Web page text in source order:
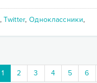
,Twitter,Одноклассники,
1 2 3 4 5 6